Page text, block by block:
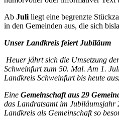
Ab Juli liegt eine begrenzte
in den Gemeinden aus, die sich
Unser Landkreis feiert Jubiläum
Heuer jährt sich die Umsetzung
Schweinfurt zum 50. Mal. Am 1.
Landkreis Schweinfurt bis heute
Eine Gemeinschaft aus 29
das Landratsamt im Jubiläumsjahr
Landkreis als Gemeinschaft so